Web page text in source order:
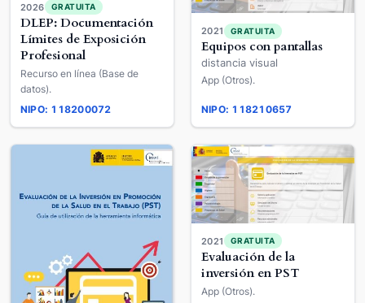
2026 GRATUITA
DLEP: Documentación
Límites de Exposición
Profesional
Recurso en línea (Base de
datos).
NIPO: 118200072
2021 GRATUITA
Equipos con pantallas
distancia visual
App (Otros).
NIPO: 118210657
2021 GRATUITA
Evaluación de la
inversión en PST
App (Otros).